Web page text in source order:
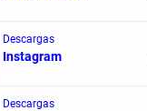
la opción de tu
es que alguna vez lo
Descargas
Instagram
Descargas